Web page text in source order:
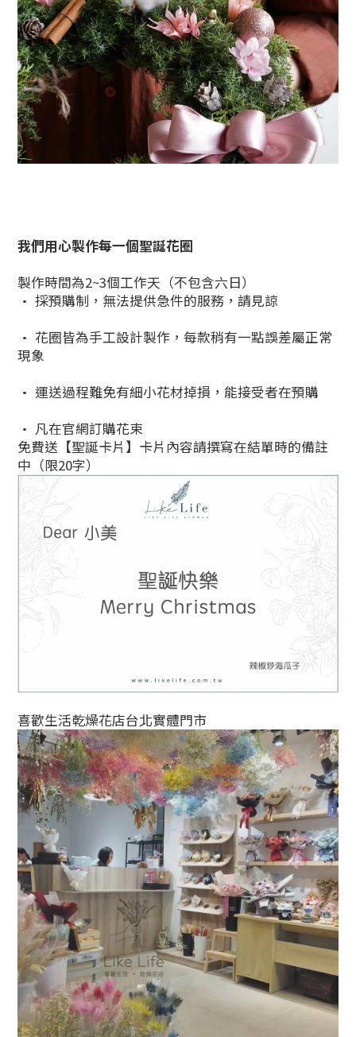
我們用心製作每一個聖誕花圈
製作時間為2~3個工作天（不包含六日）
• 採預購制，無法提供急件的服務，請見諒
• 花圈皆為手工設計製作，每款稍有一點誤差屬正常
現象
• 運送過程難免有細小花材掉損，能接受者在預購
• 凡在官網訂購花束
免費送【聖誕卡片】卡片內容請撰寫在結單時的備註
中（限20字）
喜歡生活乾燥花店台北實體門市